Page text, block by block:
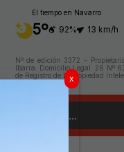
El tiempo en Navarro
5º 92% 13 km/h
Nº de edición 3372 -
Ibarra. Domicilio Legal: 26 Nº
de Registro de la Propiedad
x